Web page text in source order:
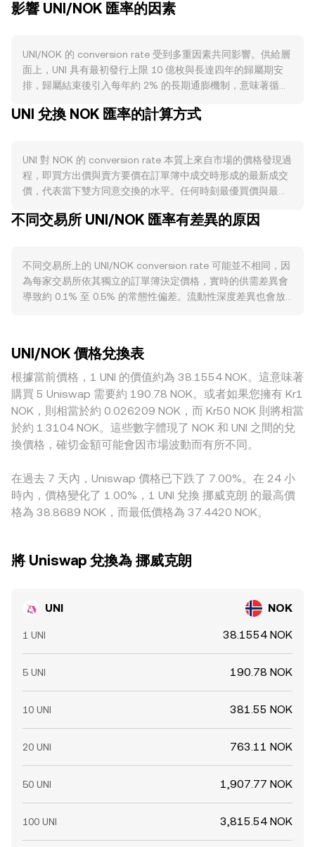
影響 UNI/NOK 匯率的因素
UNI/NOK 的 conversion rate 受到多重因素共同影響。供給層
面上，UNI 具有最初發行上限 10 億枚與長達四年的歸屬期安
排，歸屬結束後引入每年約 2% 的長期通膨機制，意味著循環
否啟用「費用開關」或分配協議收入等治理決策，會左右代幣
鏈與 Layer 2（如 Arbitrum、Optimism）上的使用情況，以
及社群對治理提案的參與度；若市場預期治理變更帶來代幣質
押或費用分配，對持有與委託的意願會產生影響。宏觀方面，
常主導短期方向；同時，NOK 的強弱受挪威利率政策、油價與
亦不可忽視，包含對去中心化交易協議與代幣分配機制的合規
審視、交易平台對 UNI 上架與合約交易規則的調整，以及歐洲
經濟區內相關執法或指引，都可能迅速改變市場預期。技術面
化，都會在短期內為 UNI/NOK conversion rate 帶來波動。
UNI 兌換 NOK 匯率的計算方式
UNI 對 NOK 的 conversion rate 本質上來自市場的價格發現過
程，即買方出價與賣方要價在訂單簿中成交時形成的最新成交
價，代表當下雙方同意交換的水平。任何時刻最優買價與最優
訂單簿越深，單筆大額交易對價格的衝擊越小。跨多個平台
Volume_i，讓高成交量場域的價格權重更高。若透過簡單換
算，NOK 價值可表達為 NOK Value = UNI Amount × rate，而
所需的 UNI 數量則為 UNI Amount = NOK Value / rate。由於
價格約等於池中資產比例 y/x；例如 UNI/USDC 或 UNI/ETH 池
的相對價格透過套利傳導到中心化平台，再進一步映射到以
NOK 計價的報價。在實務上，部分平台的 UNI/NOK 報價亦可
能透過中間幣種折算（如先由 UNI 對 USDT 或 USD 定價，再
乘以 USDT/NOK 或 USD/NOK 的報價），最終形成可交易的
UNI/NOK conversion rate。
不同交易所 UNI/NOK 匯率有差異的原因
不同交易所上的 UNI/NOK conversion rate 可能並不相同，因
為每家交易所依其獨立的訂單簿決定價格，實時的供需差異會
導致約 0.1% 至 0.5% 的常態性偏差。流動性深度差異也會放
與監管因素亦可能造成溢價或折價，包含某些地區對 UNI 相關
衍生品與槓桿的限制、法幣入金渠道的可得性，以及對加密服
務提供者的合規要求，這些都會影響 NOK 場景下的報價與點
差。此外，若平台主要以 USDT 為基礎撮合，USDT 相對
NOK 的小幅溢折價會傳導進 UNI/NOK 的最終報價，形成跨市
場的基差差異。雖然跨所套利有助於收斂價格，但受限於手續
費、提領與入金時間、鏈上擁塞與風險控制等成本與摩擦，價
UNI/NOK 價格兌換表
根據當前價格，1 UNI 的價值約為 38.1554 NOK。這意味著
購買 5 Uniswap 需要約 190.78 NOK。或者如果您擁有 Kr1
NOK，則相當於約 0.026209 NOK，而 Kr50 NOK 則將相當
於約 1.3104 NOK。這些數字體現了 NOK 和 UNI 之間的兌
換價格，確切金額可能會因市場波動而有所不同。
在過去 7 天內，Uniswap 價格已下跌了 7.00%。在 24 小
時內，價格變化了 1.00%，1 UNI 兌換 挪威克朗 的最高價
格為 38.8689 NOK，而最低價格為 37.4420 NOK。
將 Uniswap 兌換為 挪威克朗
UNI NOK
1 UNI 38.1554 NOK
5 UNI 190.78 NOK
10 UNI 381.55 NOK
20 UNI 763.11 NOK
50 UNI 1,907.77 NOK
100 UNI 3,815.54 NOK